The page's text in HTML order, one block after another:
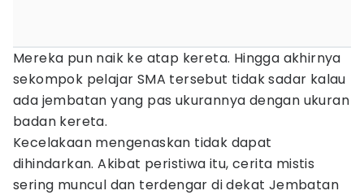
Mereka pun naik ke atap kereta. Hingga akhirnya
sekompok pelajar SMA tersebut tidak sadar kalau
ada jembatan yang pas ukurannya dengan ukuran
badan kereta.
Kecelakaan mengenaskan tidak dapat
dihindarkan. Akibat peristiwa itu, cerita mistis
sering muncul dan terdengar di dekat Jembatan